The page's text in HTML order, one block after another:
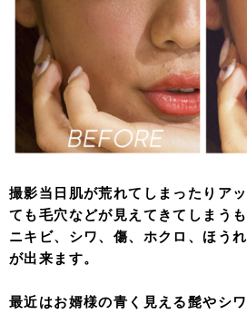
撮影当日肌が荒れてしまったりア
ても毛穴などが見えてきてしまうも
ニキビ、シワ、傷、ホクロ、ほう
が出来ます。
最近はお婿様の青く見える髭やシ